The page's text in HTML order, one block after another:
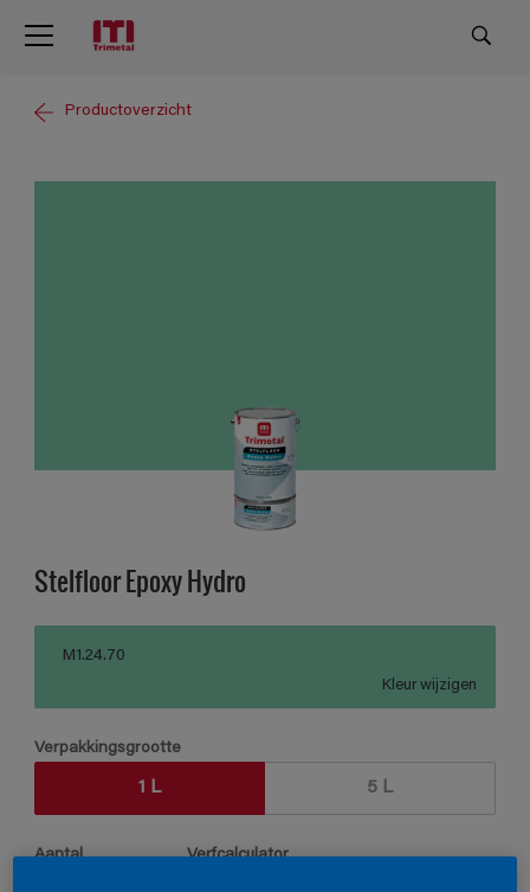
Productoverzicht
Stelfloor Epoxy Hydro
M1.24.70
Kleur wijzigen
Verpakkingsgrootte
1 L 5 L
Aantal Verfcalculator